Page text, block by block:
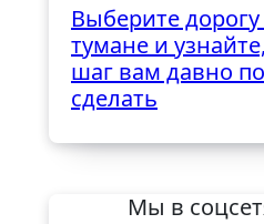
Выберите дорогу
тумане и
шаг вам давно
сделать
Мы в